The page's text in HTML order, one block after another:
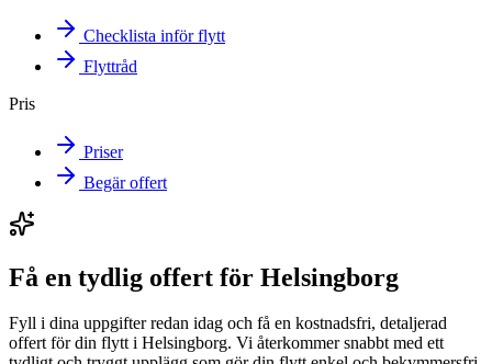
Checklista inför flytt
Flyttråd
Pris
Priser
Begär offert
Få en tydlig offert för Helsingborg
Fyll i dina uppgifter redan idag och få en kostnadsfri, detaljerad
offert för din flytt i Helsingborg. Vi återkommer snabbt med ett